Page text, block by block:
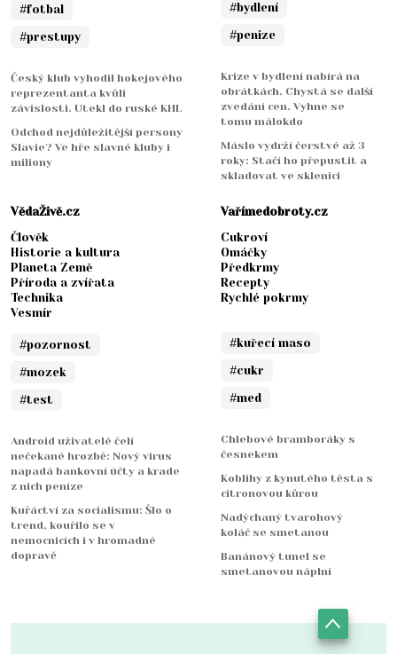
#fotbal
#prestupy
Český klub vyhodil hokejového
reprezentanta kvůli
závislosti. Utekl do ruské KHL
Odchod nejdůležitější persony
Slavie? Ve hře slavné kluby i
miliony
#bydlení
#penize
Krize v bydlení nabírá na
obrátkách. Chystá se další
zvedání cen. Vyhne se
tomu málokdo
Máslo vydrží čerstvé až 3
roky: Stačí ho přepustit a
skladovat ve sklenici
VědaŽivě.cz
Člověk
Historie a kultura
Planeta Země
Příroda a zvířata
Technika
Vesmír
#pozornost
#mozek
#test
Android uživatelé čelí
nečekané hrozbě: Nový virus
napadá bankovní účty a krade
z nich peníze
Kuřáctví za socialismu: Šlo o
trend, kouřilo se v
nemocnicích i v hromadné
dopravě
Vařímedobroty.cz
Cukroví
Omáčky
Předkrmy
Recepty
Rychlé pokrmy
#kuřecí maso
#cukr
#med
Chlebové bramboráky s
česnekem
Koblihy z kynutého těsta s
citronovou kůrou
Nadýchaný tvarohový
koláč se smetanou
Banánový tunel se
smetanovou náplní